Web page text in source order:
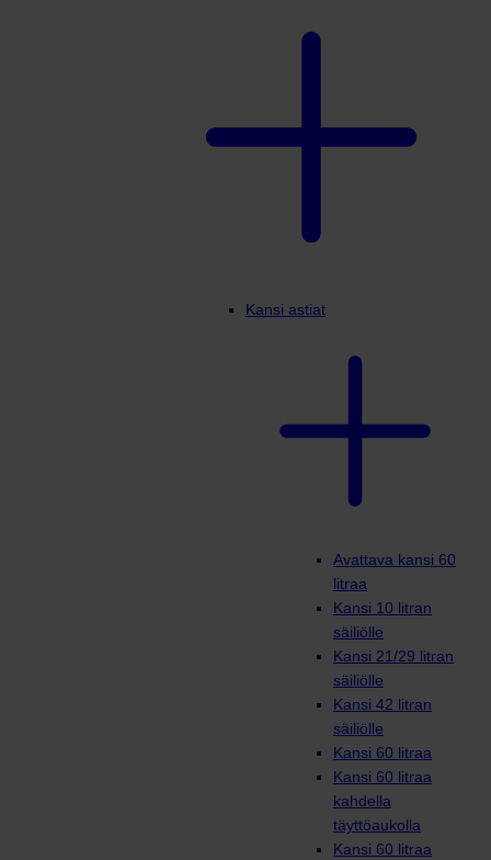
Kansi astiat
Avattava kansi 60
litraa
Kansi 10 litran
säiliölle
Kansi 21/29 litran
säiliölle
Kansi 42 litran
säiliölle
Kansi 60 litraa
Kansi 60 litraa
kahdella
täyttöaukolla
Kansi 60 litraa